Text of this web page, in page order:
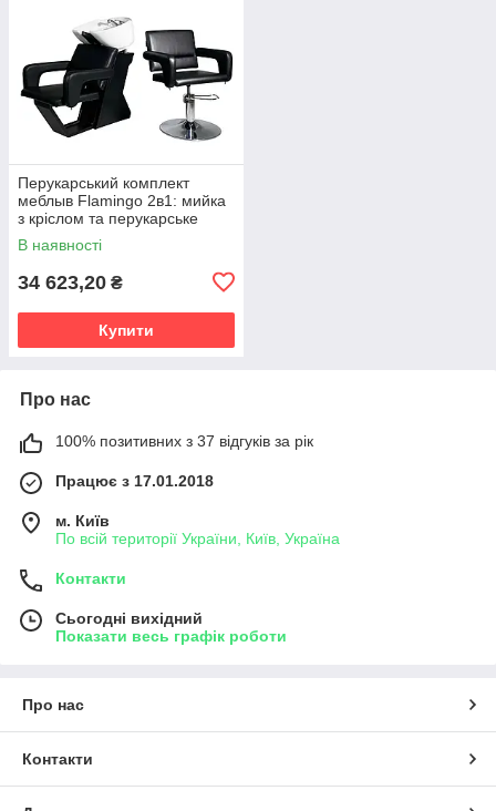
Перукарський комплект
меблыв Flamingo 2в1: мийка
з кріслом та перукарське
гідравлічне крісло
В наявності
34 623,20 ₴
Купити
Про нас
100% позитивних з 37 відгуків за рік
Працює з 17.01.2018
м. Київ
По всій території України, Київ, Україна
Контакти
Сьогодні вихідний
Показати весь графік роботи
Про нас
Контакти